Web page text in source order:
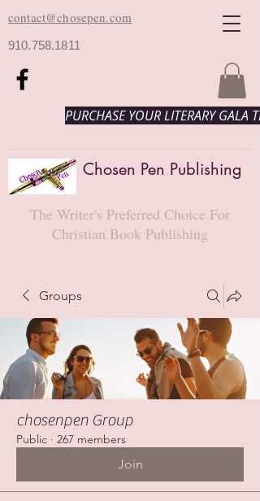
contact@chosepen.com
910.758.1811
PURCHASE YOUR LITERARY GALA
Chosen Pen Publishing
The Writer's Preferred Choice For
Christian Book Publishing
Groups
chosenpen Group
Public · 267 members
Join